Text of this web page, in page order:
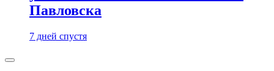
Павловска
7 дней спустя